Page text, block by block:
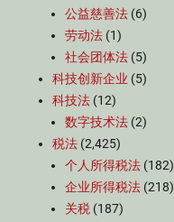
公益慈善法 (6)
劳动法 (1)
社会团体法 (5)
科技创新企业 (5)
科技法 (12)
数字技术法 (2)
税法 (2,425)
个人所得税法 (182)
企业所得税法 (218)
关税 (187)